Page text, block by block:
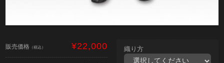
販売価格 （税込） ¥22,000 織り方